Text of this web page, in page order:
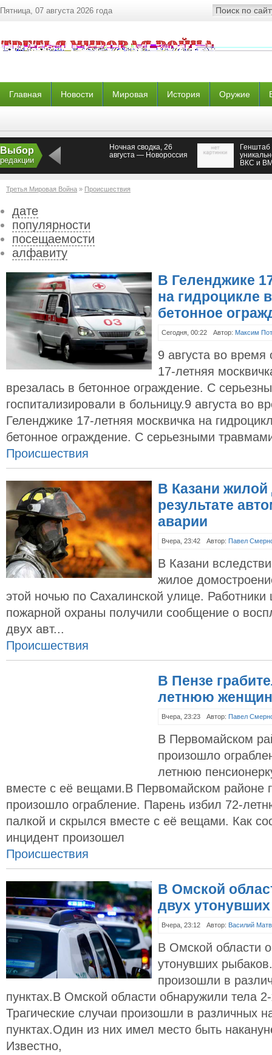
Пятница, 07 августа 2026 года
Главная Новости Мировая История Оружие
Выбор
редакции
Ночная сводка, 26
августа — Новороссия
Генштаб
ВКС и
Третья Мировая Война » Происшествия
дате
популярности
посещаемости
алфавиту
В Геленджике
на гидроцикле
бетонное
Сегодня, 00:22 Автор: Максим
9 августа во
17-летняя
врезалась в бетонное ограждение. С
госпитализировали в больницу.9 августа во
Геленджике 17-летняя москвичка на
бетонное ограждение. С серьезными
Происшествия
В Казани жилой
результате
аварии‍
Вчера, 23:42 Автор: Павел
В Казани
жилое
этой ночью по Сахалинской улице. Работники
пожарной охраны получили сообщение о
двух авт...
Происшествия
В Пензе
летнюю
Вчера, 23:23 Автор: Павел
В Первомайском
произошло
летнюю
вместе с её вещами.В Первомайском районе
произошло ограбление. Парень избил 72-
палкой и скрылся вместе с её вещами. Как
инцидент произошел
Происшествия
В Омской
двух
Вчера, 23:12 Автор: Василий
В Омской области
утонувших
произошли в
пунктах.В Омской области обнаружили тела
Трагические случаи произошли в различных
пунктах.Один из них имел место быть
Известно,